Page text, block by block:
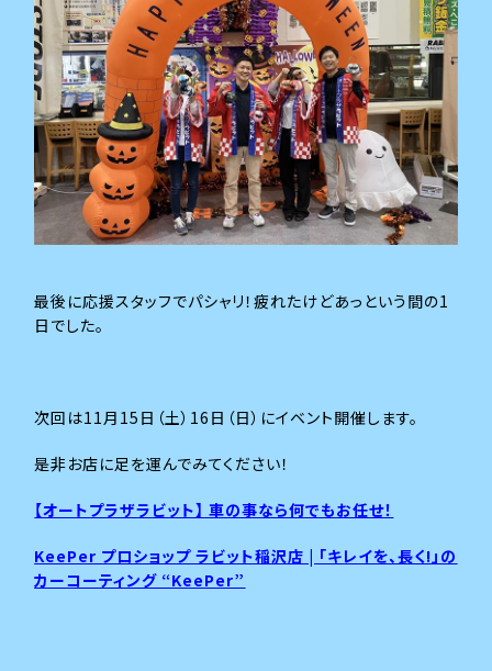
最後に応援スタッフでパシャリ！疲れたけどあっという間の1
日でした。
次回は11月15日（土）16日（日）にイベント開催します。
是非お店に足を運んでみてください！
【オートプラザラビット】 車の事なら何でもお任せ！
KeePer プロショップ ラビット稲沢店 | 「キレイを、長く!」の
カーコーティング “KeePer”